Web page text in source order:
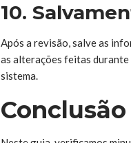
10.
Após a revisão, salve as
as alterações feitas
sistema.
Conclusão